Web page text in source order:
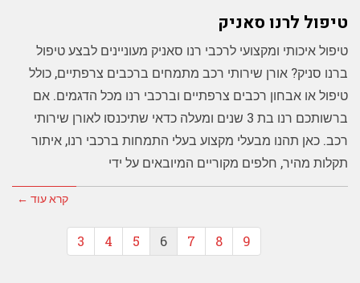
טיפול לרנו סאניק
טיפול איכותי ומקצועי לרכבי רנו סאניק מעוניינים לבצע טיפול
ברנו סניק? אורן שירותי רכב מתמחים ברכבים צרפתיים, כולל
טיפול או אבחון רכבים צרפתיים וברכבי רנו מכל הדגמים. אם
ברשותכם רנו בת 3 שנים ומעלה כדאי שתיכנסו לאורן שירותי
רכב. כאן תהנו מבעלי מקצוע בעלי התמחות ברכבי רנו, איתור
תקלות מהיר, חלפים מקוריים המיובאים על ידי
קרא עוד ←
3 4 5 6 7 8 9